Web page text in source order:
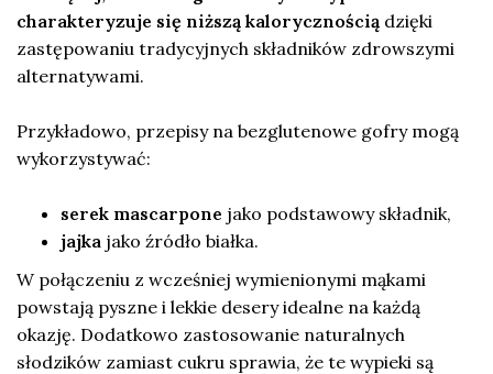
charakteryzuje się niższą kalorycznością dzięki
zastępowaniu tradycyjnych składników zdrowszymi
alternatywami.
Przykładowo, przepisy na bezglutenowe gofry mogą
wykorzystywać:
serek mascarpone jako podstawowy składnik,
jajka jako źródło białka.
W połączeniu z wcześniej wymienionymi mąkami
powstają pyszne i lekkie desery idealne na każdą
okazję. Dodatkowo zastosowanie naturalnych
słodzików zamiast cukru sprawia, że te wypieki są